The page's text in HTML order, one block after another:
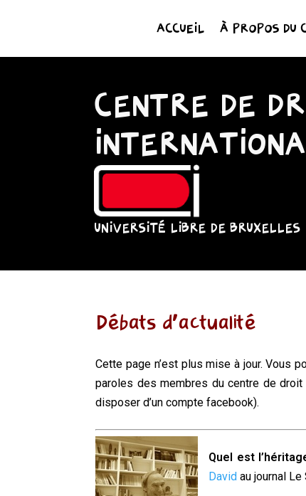
ACCUEIL À PROPOS DU
CENTRE DE
UNIVERSITÉ LIBRE DE BRUXELLES
Débats d’actualité
Cette page n’est plus mise à jour. Vous
paroles des membres du centre de
disposer d’un compte facebook).
Quel est
David au journal Le